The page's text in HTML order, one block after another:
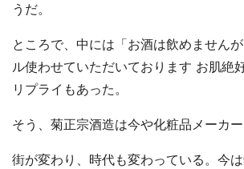
うだ。
ところで、中には「お酒は飲めません
ル使わせていただいております お肌絶
リプライもあった。
そう、菊正宗酒造は今や化粧品メーカー
街が変わり、時代も変わっている。今